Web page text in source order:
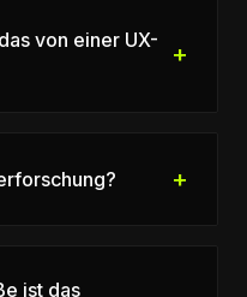
von einer UX-
+
+
ist das